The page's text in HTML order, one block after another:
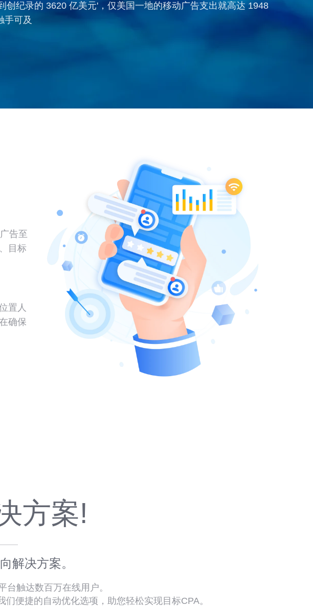
纪录的 3620 亿美元'，仅美国一地的移动广告支出就高达 1948
手可及
告至
目标
置人
确保
方案!
解决方案。
触达数百万在线用户。
便捷的自动优化选项，助您轻松实现目标CPA。